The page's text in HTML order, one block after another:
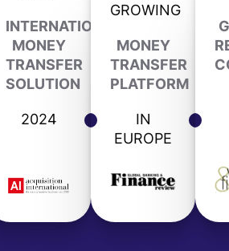
INTERNATIONAL
MONEY
TRANSFER
SOLUTION
2024
GROWING
MONEY
TRANSFER
PLATFORM
IN
EUROPE